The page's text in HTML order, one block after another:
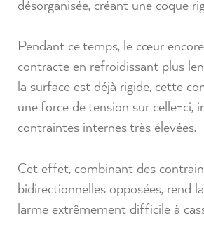
désorganisée, créant une coque
Pendant ce temps, le cœur
contracte en refroidissant plus
la surface est déjà rigide, cette
une force de tension sur celle-ci,
contraintes internes très élevées.
Cet effet, combinant des
bidirectionnelles opposées, rend
larme extrêmement difficile à